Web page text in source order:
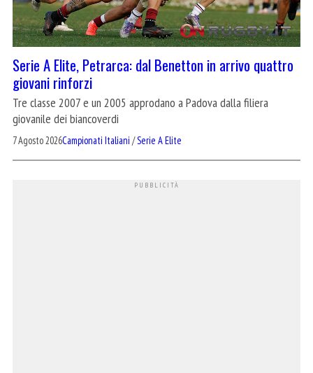
Serie A Elite, Petrarca: dal Benetton in arrivo quattro
giovani rinforzi
Tre classe 2007 e un 2005 approdano a Padova dalla filiera
giovanile dei biancoverdi
7 Agosto 2026Campionati Italiani /Serie A Elite